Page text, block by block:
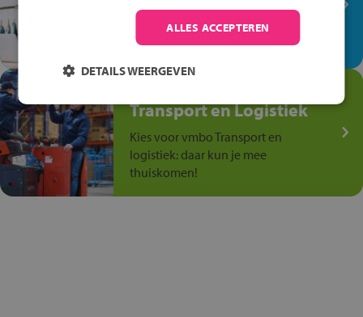
Ontdek via het vmbo jouw talent
op de winkelvloer, waar elke dag
anders is!
Transport en Logistiek
Kies voor vmbo Transport en
logistiek: daar kun je mee
thuiskomen!
ALLES ACCEPTEREN
DETAILS WEERGEVEN